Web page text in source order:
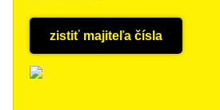
zistiť majiteľa čísla